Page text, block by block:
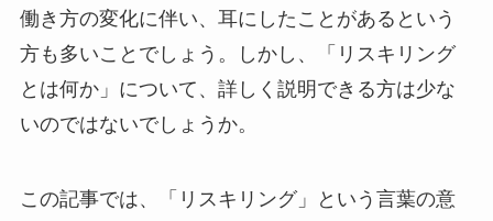
働き方の変化に伴い、耳にしたことがあるという
方も多いことでしょう。しかし、「リスキリング
とは何か」について、詳しく説明できる方は少な
いのではないでしょうか。
この記事では、「リスキリング」という言葉の意